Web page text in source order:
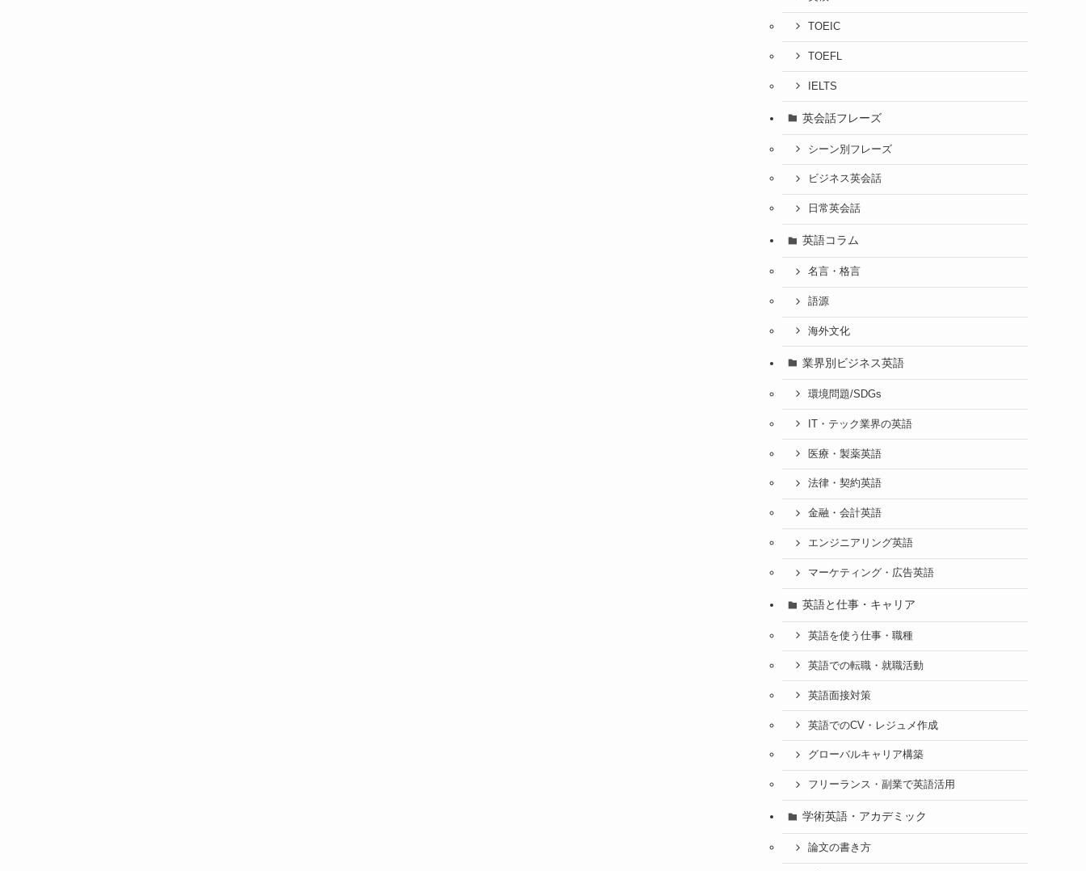
TOEIC
TOEFL
IELTS
英会話フレーズ
シーン別フレーズ
ビジネス英会話
日常英会話
英語コラム
名言・格言
語源
海外文化
業界別ビジネス英語
環境問題/SDGs
IT・テック業界の英語
医療・製薬英語
法律・契約英語
金融・会計英語
エンジニアリング英語
マーケティング・広告英語
英語と仕事・キャリア
英語を使う仕事・職種
英語での転職・就職活動
英語面接対策
英語でのCV・レジュメ作成
グローバルキャリア構築
フリーランス・副業で英語活用
学術英語・アカデミック
論文の書き方